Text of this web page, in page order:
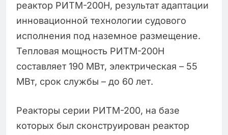
реактор РИТМ-200Н, результат адаптации
инновационной технологии судового
исполнения под наземное размещение.
Тепловая мощность РИТМ-200Н
составляет 190 МВт, электрическая – 55
МВт, срок службы – до 60 лет.
Реакторы серии РИТМ-200, на базе
которых был сконструирован реактор